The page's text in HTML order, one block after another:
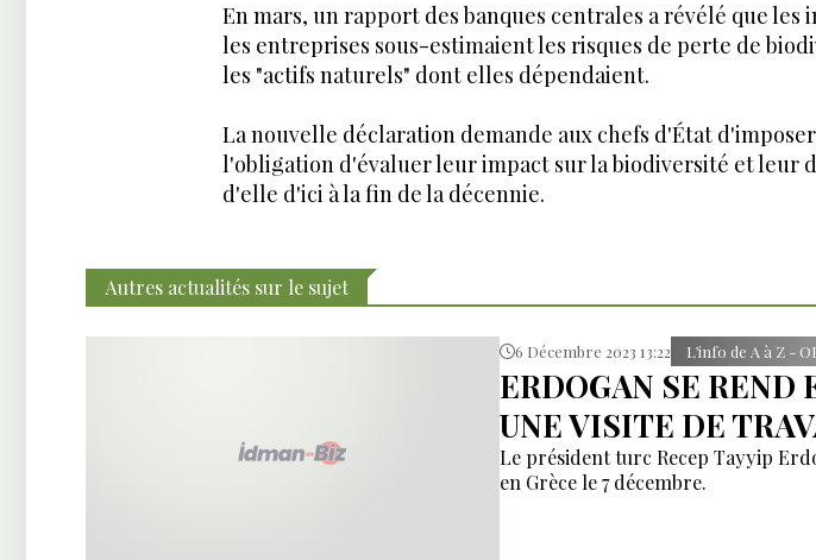
En mars, un rapport des banques centrales a révélé que
les entreprises sous-estimaient les risques de perte de
les "actifs naturels" dont elles dépendaient.
La nouvelle déclaration demande aux chefs d'État
l'obligation d'évaluer leur impact sur la biodiversité et leur
d'elle d'ici à la fin de la décennie.
Autres actualités sur le sujet
6 Décembre 2023 13:22 L’info de A à Z -
ERDOGAN SE REND
UNE VISITE DE
Le président turc Recep Tayyip
en Grèce le 7 décembre.